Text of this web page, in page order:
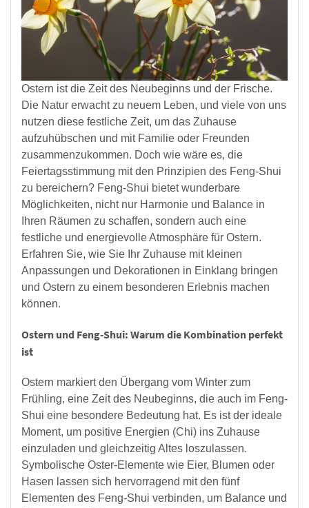
Ostern ist die Zeit des Neubeginns und der Frische.
Die Natur erwacht zu neuem Leben, und viele von uns
nutzen diese festliche Zeit, um das Zuhause
aufzuhübschen und mit Familie oder Freunden
zusammenzukommen. Doch wie wäre es, die
Feiertagsstimmung mit den Prinzipien des Feng-Shui
zu bereichern? Feng-Shui bietet wunderbare
Möglichkeiten, nicht nur Harmonie und Balance in
Ihren Räumen zu schaffen, sondern auch eine
festliche und energievolle Atmosphäre für Ostern.
Erfahren Sie, wie Sie Ihr Zuhause mit kleinen
Anpassungen und Dekorationen in Einklang bringen
und Ostern zu einem besonderen Erlebnis machen
können.
Ostern und Feng-Shui: Warum die Kombination perfekt
ist
Ostern markiert den Übergang vom Winter zum
Frühling, eine Zeit des Neubeginns, die auch im Feng-
Shui eine besondere Bedeutung hat. Es ist der ideale
Moment, um positive Energien (Chi) ins Zuhause
einzuladen und gleichzeitig Altes loszulassen.
Symbolische Oster-Elemente wie Eier, Blumen oder
Hasen lassen sich hervorragend mit den fünf
Elementen des Feng-Shui verbinden, um Balance und